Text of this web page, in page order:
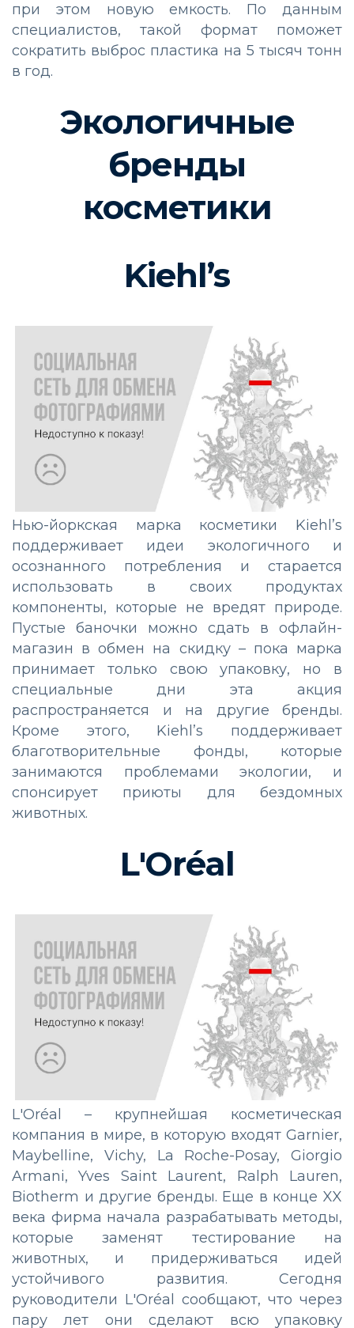
при этом новую емкость. По данным
специалистов, такой формат поможет
сократить выброс пластика на 5 тысяч тонн
в год.
Экологичные
бренды
косметики
Kiehl’s
Нью-йоркская марка косметики Kiehl’s
поддерживает идеи экологичного и
осознанного потребления и старается
использовать в своих продуктах
компоненты, которые не вредят природе.
Пустые баночки можно сдать в офлайн-
магазин в обмен на скидку – пока марка
принимает только свою упаковку, но в
специальные дни эта акция
распространяется и на другие бренды.
Кроме этого, Kiehl’s поддерживает
благотворительные фонды, которые
занимаются проблемами экологии, и
спонсирует приюты для бездомных
животных.
L'Oréal
L'Oréal – крупнейшая косметическая
компания в мире, в которую входят Garnier,
Maybelline, Vichy, La Roche-Posay, Giorgio
Armani, Yves Saint Laurent, Ralph Lauren,
Biotherm и другие бренды. Еще в конце XX
века фирма начала разрабатывать методы,
которые заменят тестирование на
животных, и придерживаться идей
устойчивого развития. Сегодня
руководители L'Oréal сообщают, что через
пару лет они сделают всю упаковку